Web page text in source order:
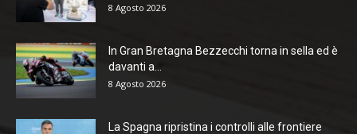
8 Agosto 2026
In Gran Bretagna Bezzecchi torna in sella ed è
davanti a...
8 Agosto 2026
La Spagna ripristina i controlli alle frontiere